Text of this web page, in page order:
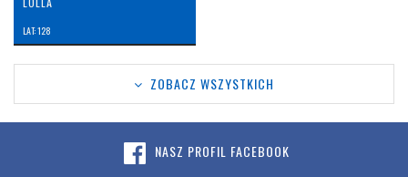
LAT: 128
ZOBACZ WSZYSTKICH
NASZ PROFIL FACEBOOK